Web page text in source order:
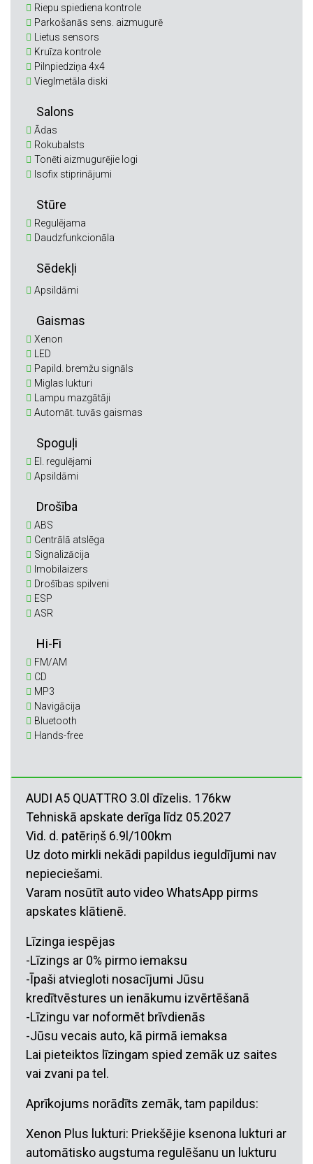
Riepu spiediena kontrole
Parkošanās sens. aizmugurē
Lietus sensors
Kruīza kontrole
Pilnpiedziņa 4x4
Vieglmetāla diski
Salons
Ādas
Rokubalsts
Tonēti aizmugurējie logi
Isofix stiprinājumi
Stūre
Regulējama
Daudzfunkcionāla
Sēdekļi
Apsildāmi
Gaismas
Xenon
LED
Papild. bremžu signāls
Miglas lukturi
Lampu mazgātāji
Automāt. tuvās gaismas
Spoguļi
El. regulējami
Apsildāmi
Drošība
ABS
Centrālā atslēga
Signalizācija
Imobilaizers
Drošības spilveni
ESP
ASR
Hi-Fi
FM/AM
CD
MP3
Navigācija
Bluetooth
Hands-free
AUDI A5 QUATTRO 3.0l dīzelis. 176kw
Tehniskā apskate derīga līdz 05.2027
Vid. d. patēriņš 6.9l/100km
Uz doto mirkli nekādi papildus ieguldījumi nav
nepieciešami.
Varam nosūtīt auto video WhatsApp pirms
apskates klātienē.
Līzinga iespējas
-Līzings ar 0% pirmo iemaksu
-Īpaši atviegloti nosacījumi Jūsu
kredītvēstures un ienākumu izvērtēšanā
-Līzingu var noformēt brīvdienās
-Jūsu vecais auto, kā pirmā iemaksa
Lai pieteiktos līzingam spied zemāk uz saites
vai zvani pa tel.
Aprīkojums norādīts zemāk, tam papildus:
Xenon Plus lukturi: Priekšējie ksenona lukturi ar
automātisko augstuma regulēšanu un lukturu